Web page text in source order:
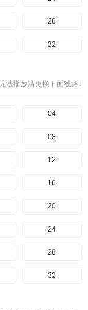
28
32
44
48
52
56
60
64
68
72
法播放请更换下面线路↓
04
08
12
16
20
24
28
32